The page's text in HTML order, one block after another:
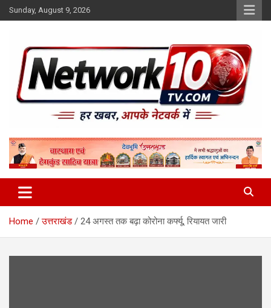
Skip
to
Sunday, August 9, 2026
Network10tv
Home उत्तराखंड 24 अगस्त तक बढ़ा कोरोना कर्फ्यू, रियायत जारी